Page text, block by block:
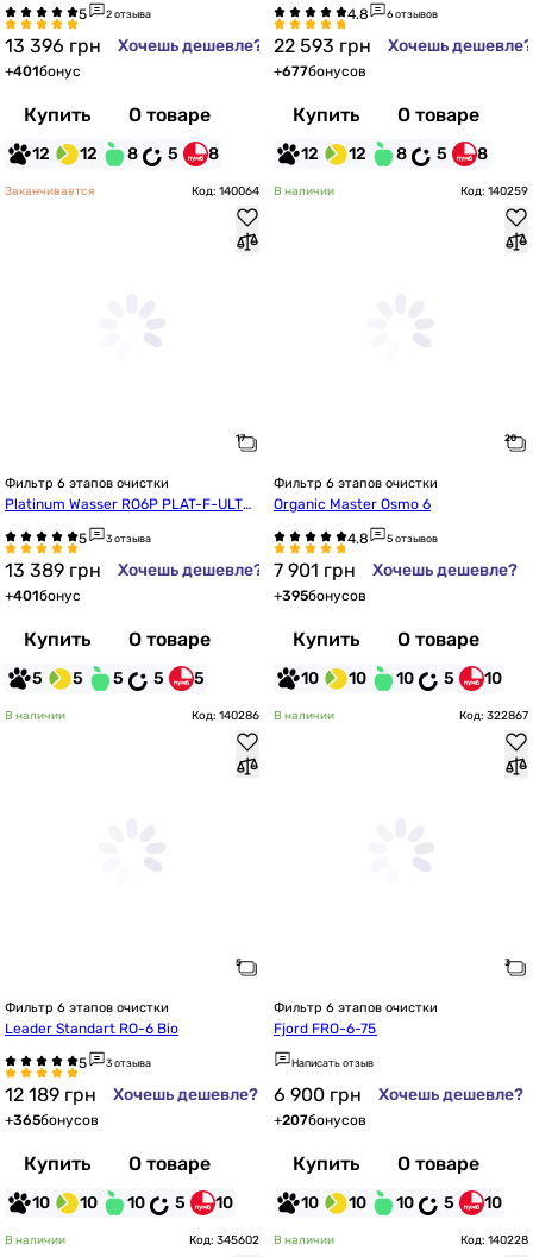
жей
2 отзыва
13 396 грн Хочешь дешевле?
+401бонус
Купить О товаре
12 12 8 5 8
6 отзывов
22 593 грн Хочешь дешевле?
+677бонусов
Купить О товаре
12 12 8 5 8
Заканчивается Код: 140064
Фильтр 6 этапов очистки
Platinum Wasser RO6P PLAT-F-ULTR
A6B с насосом
3 отзыва
13 389 грн Хочешь дешевле?
+401бонус
Купить О товаре
5 5 5 5 5
В наличии Код: 140259
Фильтр 6 этапов очистки
Organic Master Osmo 6
5 отзывов
7 901 грн Хочешь дешевле?
+395бонусов
Купить О товаре
10 10 10 5 10
В наличии Код: 140286
Фильтр 6 этапов очистки
Leader Standart RO-6 Bio
3 отзыва
12 189 грн Хочешь дешевле?
+365бонусов
Купить О товаре
10 10 10 5 10
В наличии Код: 322867
Фильтр 6 этапов очистки
Fjord FRO-6-75
Написать отзыв
6 900 грн Хочешь дешевле?
+207бонусов
Купить О товаре
10 10 10 5 10
В наличии Код: 345602 В наличии Код: 140228